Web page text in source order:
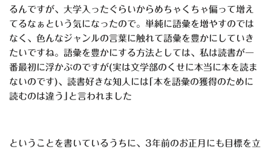
るんですが、大学入ったぐらいからめちゃくちゃ偏って増え
てるなぁという気になったので。単純に語彙を増やすのでは
なく、色んなジャンルの言葉に触れて語彙を豊かにしていき
たいですね。語彙を豊かにする方法としては、私は読書が一
番最初に浮かぶのですが(実は文学部のくせに本当に本を読ま
ないのです)、読書好きな知人には｢本を語彙の獲得のために
読むのは違う｣と言われました
ということを書いているうちに、3年前のお正月にも目標を立